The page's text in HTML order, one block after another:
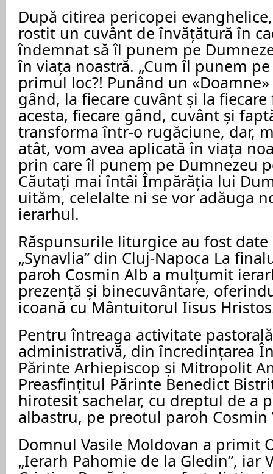
După citirea pericopei
rostit un cuvânt de învățătură în
îndemnat să îl punem pe
în viața noastră. „Cum îl punem
primul loc?! Punând un
gând, la fiecare cuvânt și la
acesta, fiecare gând, cuvânt și
transforma într-o rugăciune, dar,
atât, vom avea aplicată în viața
prin care îl punem pe Dumnezeu
Căutați mai întâi Împărăția lui
uităm, celelalte ni se vor adăuga
ierarhul.
Răspunsurile liturgice au fost
„Synavlia” din Cluj-Napoca La
paroh Cosmin Alb a mulțumit
prezență și binecuvântare,
icoană cu Mântuitorul Iisus
Pentru întreaga activitate
administrativă, din încredințarea
Părinte Arhiepiscop și Mitropolit
Preasfințitul Părinte Benedict
hirotesit sachelar, cu dreptul de a
albastru, pe preotul paroh Cosmin
Domnul Vasile Moldovan a primit
„Ierarh Pahomie de la Gledin”, iar